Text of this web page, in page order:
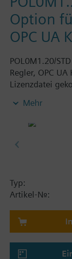
Option
OPC UA
POL0M1.20/
Regler, OPC
Lizenzdatei
Mehr
Typ:
Artikel-Nr.: